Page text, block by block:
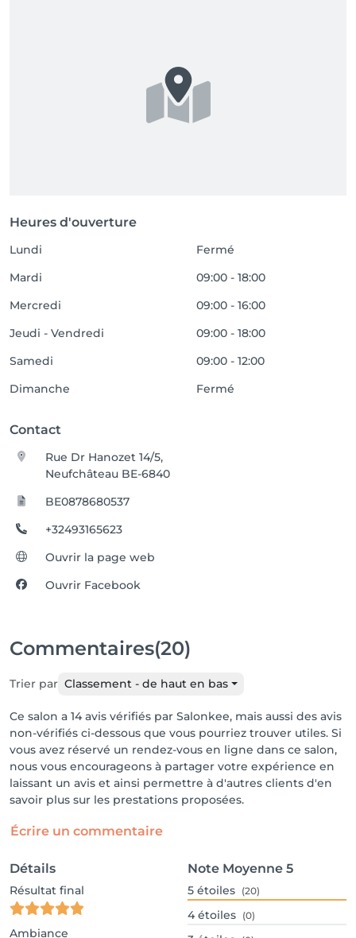
Heures d'ouverture
Lundi
Fermé
Mardi
09:00 - 18:00
Mercredi
09:00 - 16:00
Jeudi - Vendredi
09:00 - 18:00
Samedi
09:00 - 12:00
Dimanche
Fermé
Contact
Rue Dr Hanozet 14/5,
Neufchâteau BE-6840
BE0878680537
+32493165623
Ouvrir la page web
Ouvrir Facebook
Commentaires(20)
Trier par Classement - de haut en bas
Ce salon a 14 avis vérifiés par Salonkee, mais aussi des avis
non-vérifiés ci-dessous que vous pourriez trouver utiles. Si
vous avez réservé un rendez-vous en ligne dans ce salon,
nous vous encourageons à partager votre expérience en
laissant un avis et ainsi permettre à d'autres clients d'en
savoir plus sur les prestations proposées.
Écrire un commentaire
Détails
Résultat final
Ambiance
Note Moyenne 5
5 étoiles (20)
4 étoiles (0)